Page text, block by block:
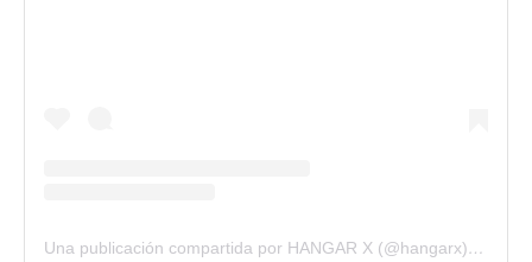
Una publicación compartida por HANGAR X (@hangarx)
el